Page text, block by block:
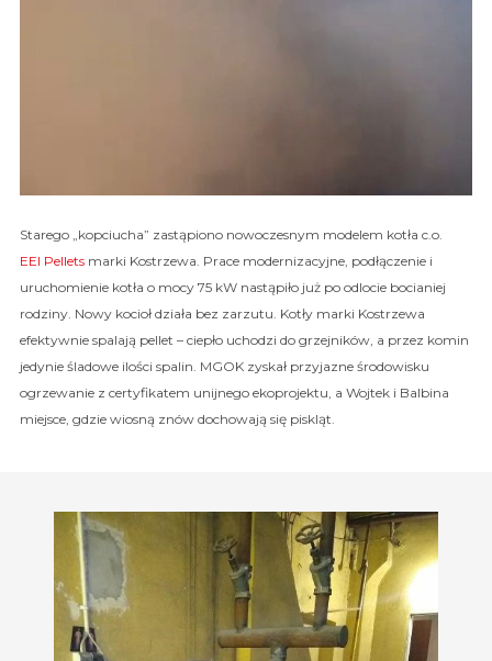
Starego „kopciucha” zastąpiono nowoczesnym modelem kotła c.o.
EEI Pellets marki Kostrzewa. Prace modernizacyjne, podłączenie i
uruchomienie kotła o mocy 75 kW nastąpiło już po odlocie bocianiej
rodziny. Nowy kocioł działa bez zarzutu. Kotły marki Kostrzewa
efektywnie spalają pellet – ciepło uchodzi do grzejników, a przez komin
jedynie śladowe ilości spalin. MGOK zyskał przyjazne środowisku
ogrzewanie z certyfikatem unijnego ekoprojektu, a Wojtek i Balbina
miejsce, gdzie wiosną znów dochowają się piskląt.